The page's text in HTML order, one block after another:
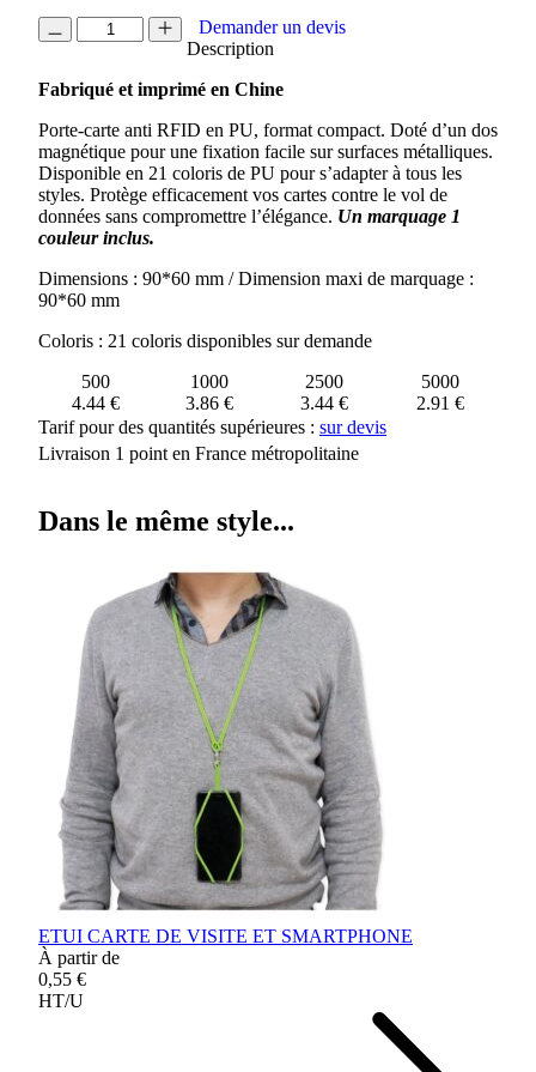
quantité
de
CARTE
RFID
MAGNETIQUE
Demander un devis
Description
Fabriqué et imprimé en Chine
Porte-carte anti RFID en PU, format compact. Doté d’un dos
magnétique pour une fixation facile sur surfaces métalliques.
Disponible en 21 coloris de PU pour s’adapter à tous les
styles. Protège efficacement vos cartes contre le vol de
données sans compromettre l’élégance. Un marquage 1
couleur inclus.
Dimensions : 90*60 mm / Dimension maxi de marquage :
90*60 mm
Coloris : 21 coloris disponibles sur demande
500
1000 2500
5000
4.44 €
3.86 € 3.44 €
2.91 €
Tarif pour des quantités supérieures : sur devis
Livraison 1 point en France métropolitaine
Dans le même style...
ETUI CARTE DE VISITE ET SMARTPHONE
À partir de
0,55 €
HT/U